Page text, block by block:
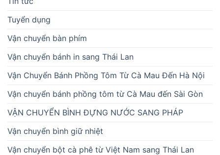
Tuyển dụng
Vận chuyển bàn phím
Vận chuyển bánh in sang Thái Lan
Vận Chuyển Bánh Phồng Tôm Từ Cà Mau Đến Hà Nội
Vận chuyển bánh phồng tôm từ Cà Mau đến Sài Gòn
VẬN CHUYỂN BÌNH ĐỰNG NƯỚC SANG PHÁP
Vận chuyển bình giữ nhiệt
Vận chuyển bột cà phê từ Việt Nam sang Thái Lan